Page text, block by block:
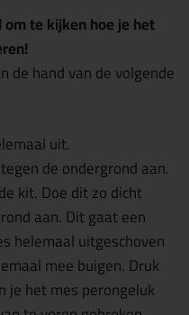
te kijken hoe je het
de hand van de volgende
uit.
de ondergrond aan.
kit. Doe dit zo dicht
aan. Dit gaat een
helemaal uitgeschoven
mee buigen. Druk
je het mes perongeluk